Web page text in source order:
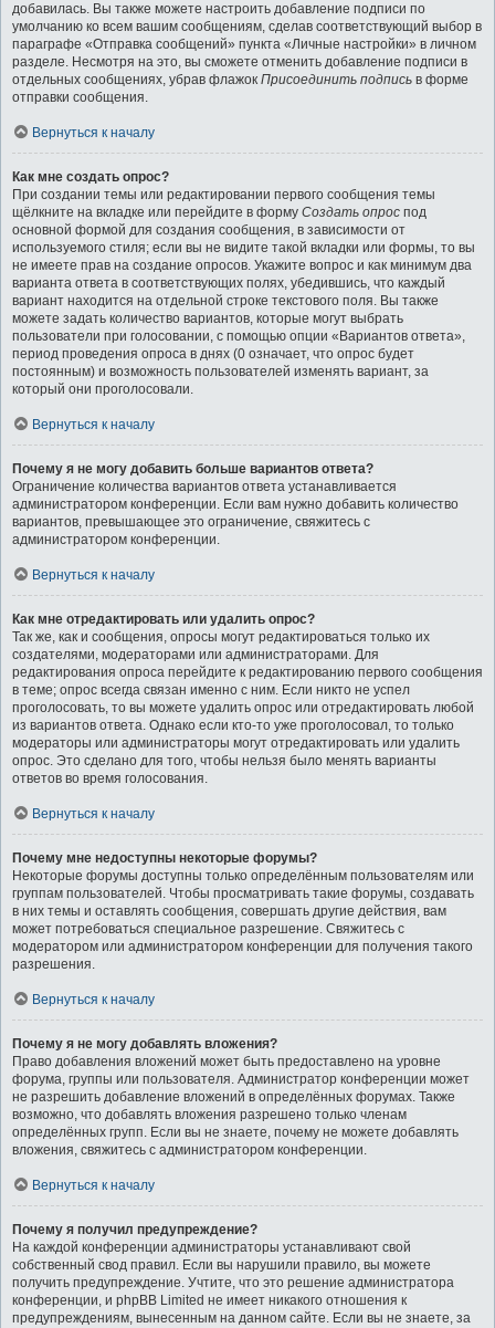
добавилась. Вы также можете настроить добавление подписи по
умолчанию ко всем вашим сообщениям, сделав соответствующий выбор в
параграфе «Отправка сообщений» пункта «Личные настройки» в личном
разделе. Несмотря на это, вы сможете отменить добавление подписи в
отдельных сообщениях, убрав флажок Присоединить подпись в форме
отправки сообщения.
Вернуться к началу
Как мне создать опрос?
При создании темы или редактировании первого сообщения темы
щёлкните на вкладке или перейдите в форму Создать опрос под
основной формой для создания сообщения, в зависимости от
используемого стиля; если вы не видите такой вкладки или формы, то вы
не имеете прав на создание опросов. Укажите вопрос и как минимум два
варианта ответа в соответствующих полях, убедившись, что каждый
вариант находится на отдельной строке текстового поля. Вы также
можете задать количество вариантов, которые могут выбрать
пользователи при голосовании, с помощью опции «Вариантов ответа»,
период проведения опроса в днях (0 означает, что опрос будет
постоянным) и возможность пользователей изменять вариант, за
который они проголосовали.
Вернуться к началу
Почему я не могу добавить больше вариантов ответа?
Ограничение количества вариантов ответа устанавливается
администратором конференции. Если вам нужно добавить количество
вариантов, превышающее это ограничение, свяжитесь с
администратором конференции.
Вернуться к началу
Как мне отредактировать или удалить опрос?
Так же, как и сообщения, опросы могут редактироваться только их
создателями, модераторами или администраторами. Для
редактирования опроса перейдите к редактированию первого сообщения
в теме; опрос всегда связан именно с ним. Если никто не успел
проголосовать, то вы можете удалить опрос или отредактировать любой
из вариантов ответа. Однако если кто-то уже проголосовал, то только
модераторы или администраторы могут отредактировать или удалить
опрос. Это сделано для того, чтобы нельзя было менять варианты
ответов во время голосования.
Вернуться к началу
Почему мне недоступны некоторые форумы?
Некоторые форумы доступны только определённым пользователям или
группам пользователей. Чтобы просматривать такие форумы, создавать
в них темы и оставлять сообщения, совершать другие действия, вам
может потребоваться специальное разрешение. Свяжитесь с
модератором или администратором конференции для получения такого
разрешения.
Вернуться к началу
Почему я не могу добавлять вложения?
Право добавления вложений может быть предоставлено на уровне
форума, группы или пользователя. Администратор конференции может
не разрешить добавление вложений в определённых форумах. Также
возможно, что добавлять вложения разрешено только членам
определённых групп. Если вы не знаете, почему не можете добавлять
вложения, свяжитесь с администратором конференции.
Вернуться к началу
Почему я получил предупреждение?
На каждой конференции администраторы устанавливают свой
собственный свод правил. Если вы нарушили правило, вы можете
получить предупреждение. Учтите, что это решение администратора
конференции, и phpBB Limited не имеет никакого отношения к
предупреждениям, вынесенным на данном сайте. Если вы не знаете, за